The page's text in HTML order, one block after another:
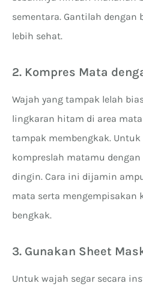
sementara. Gantilah dengan
lebih sehat.
2. Kompres Mata
Wajah yang tampak lelah
lingkaran hitam di area
tampak membengkak.
kompreslah matamu
dingin. Cara ini dijamin
mata serta mengempisakan
bengkak.
3. Gunakan Sheet
Untuk wajah segar secara